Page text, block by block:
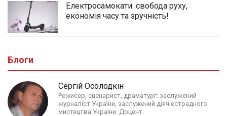
Електросамокати: свобода руху,
економія часу та зручність!
Блоги
Сергій Осолодкін
Режисер, сценарист, драматург; заслужений
журналіст України, заслужений діяч естрадного
мистецтва України. Доцент.